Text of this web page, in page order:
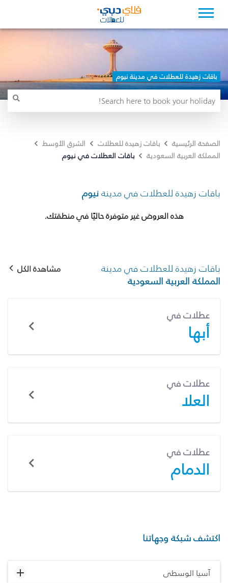
باقات زهيدة للعطلات في مدينة نيوم
الصفحة الرئيسية باقات زهيدة للعطلات
الشرق الأوسط
المملكة العربية السعودية
باقات العطلات في نيوم
باقات زهيدة للعطلات في مدينةنيوم
هذه العروض غير متوفرة حاليًا في منطقتك.
باقات زهيدة للعطلات في مدينة
المملكة العربية السعودية
مشاهدة الكل
عطلات في
أبها
عطلات في
العلا
عطلات في
الدمام
اكتشف شبكة وجهاتنا
آسيا الوسطى